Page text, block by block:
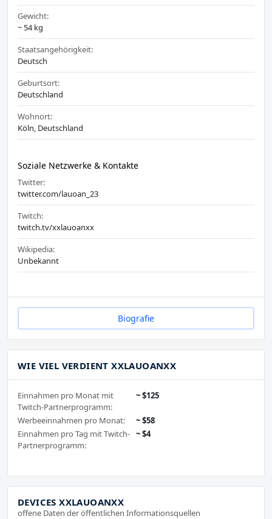
Gewicht:
~ 54 kg
Staatsangehörigkeit:
Deutsch
Geburtsort:
Deutschland
Wohnort:
Köln, Deutschland
Soziale Netzwerke & Kontakte
Twitter:
twitter.com/lauoan_23
Twitch:
twitch.tv/xxlauoanxx
Wikipedia:
Unbekannt
Biografie
WIE VIEL VERDIENT XXLAUOANXX
Einnahmen pro Monat mit
Twitch-Partnerprogramm:
~ $125
Werbeeinnahmen pro Monat:
~ $58
Einnahmen pro Tag mit Twitch-
Partnerprogramm:
~ $4
DEVICES XXLAUOANXX
offene Daten der öffentlichen Informationsquellen